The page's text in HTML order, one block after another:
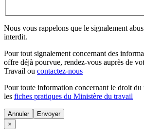
Nous vous rappelons que le signalement
interdit.
Pour tout signalement concernant des
offre déjà pourvue, rendez-vous auprès de
Travail ou contactez-nous
Pour toute information concernant le droit du
les fiches pratiques du Ministère du travail
Annuler
×